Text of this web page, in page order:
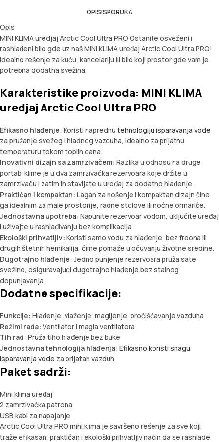
OPISISPORUKA
Opis
MINI KLIMA uredjaj Arctic Cool Ultra PRO Ostanite osveženi i
rashlađeni bilo gde uz naš MINI KLIMA uređaj Arctic Cool Ultra PRO!
Idealno rešenje za kuću, kancelariju ili bilo koji prostor gde vam je
potrebna dodatna svežina.
Karakteristike proizvoda: MINI KLIMA
uredjaj Arctic Cool Ultra PRO
Efikasno hlađenje: Koristi naprednu tehnologiju isparavanja vode
za pružanje svežeg i hladnog vazduha, idealno za prijatnu
temperaturu tokom toplih dana.
Inovativni dizajn sa zamrzivačem: Razlika u odnosu na druge
portabl klime je u dva zamrzivačka rezervoara koje držite u
zamrzivaču i zatim ih stavljate u uređaj za dodatno hlađenje.
Praktičan i kompaktan: Lagan za nošenje i kompaktan dizajn čine
ga idealnim za male prostorije, radne stolove ili noćne ormariće.
Jednostavna upotreba: Napunite rezervoar vodom, uključite uređaj
i uživajte u rashlađivanju bez komplikacija.
Ekološki prihvatljiv: Koristi samo vodu za hlađenje, bez freona ili
drugih štetnih hemikalija, čime pomaže u očuvanju životne sredine.
Dugotrajno hlađenje:Jedno punjenje rezervoara pruža sate
svežine, osiguravajući dugotrajno hlađenje bez stalnog
dopunjavanja.
Dodatne specifikacije:
Funkcije: Hlađenje, vlaženje, magljenje, pročišćavanje vazduha
Režimi rada: Ventilator i magla ventilatora
Tih rad: Pruža tiho hlađenje bez buke
Jednostavna tehnologija hlađenja: Efikasno koristi snagu
isparavanja vode za prijatan vazduh
Paket sadrži:
Mini klima uređaj
2 zamrzivačka patrona
USB kabl za napajanje
Arctic Cool Ultra PRO mini klima je savršeno rešenje za sve koji
traže efikasan, praktičan i ekološki prihvatljiv način da se rashlade